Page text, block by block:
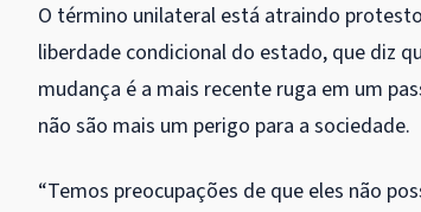
O término unilateral está atraindo
liberdade condicional do estado, que diz
mudança é a mais recente ruga em um
não são mais um perigo para a sociedade.
“Temos preocupações de que eles não